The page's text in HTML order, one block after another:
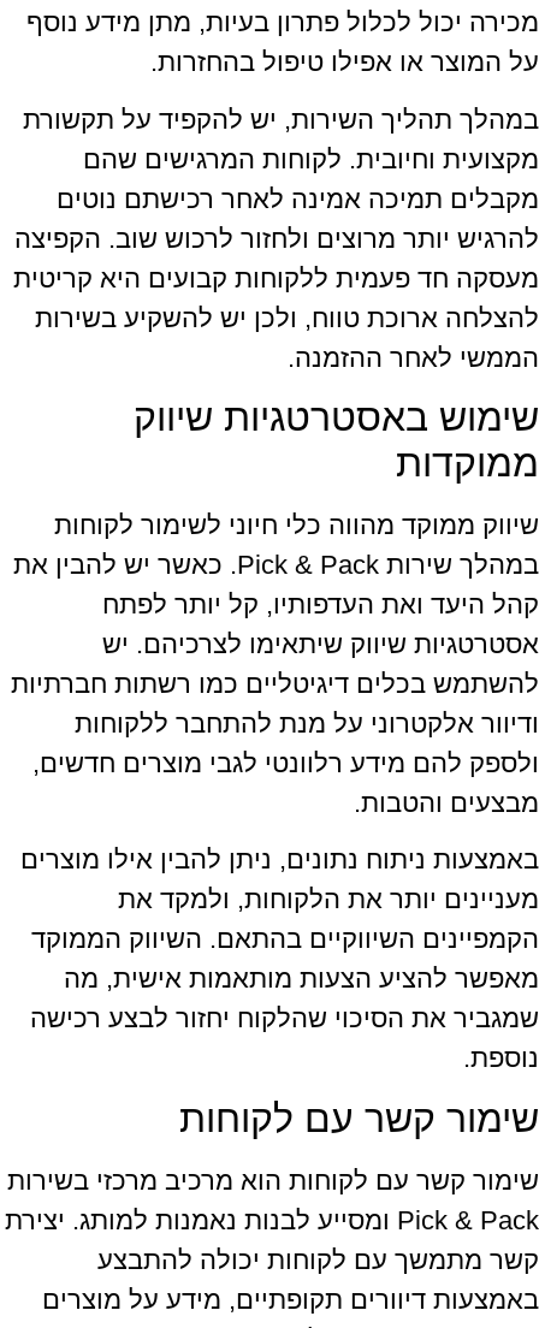
מכירה יכול לכלול פתרון בעיות, מתן מידע נוסף
על המוצר או אפילו טיפול בהחזרות.
במהלך תהליך השירות, יש להקפיד על תקשורת
מקצועית וחיובית. לקוחות המרגישים שהם
מקבלים תמיכה אמינה לאחר רכישתם נוטים
להרגיש יותר מרוצים ולחזור לרכוש שוב. הקפיצה
מעסקה חד פעמית ללקוחות קבועים היא קריטית
להצלחה ארוכת טווח, ולכן יש להשקיע בשירות
הממשי לאחר ההזמנה.
שימוש באסטרטגיות שיווק
ממוקדות
שיווק ממוקד מהווה כלי חיוני לשימור לקוחות
במהלך שירות Pick & Pack. כאשר יש להבין את
קהל היעד ואת העדפותיו, קל יותר לפתח
אסטרטגיות שיווק שיתאימו לצרכיהם. יש
להשתמש בכלים דיגיטליים כמו רשתות חברתיות
ודיוור אלקטרוני על מנת להתחבר ללקוחות
ולספק להם מידע רלוונטי לגבי מוצרים חדשים,
מבצעים והטבות.
באמצעות ניתוח נתונים, ניתן להבין אילו מוצרים
מעניינים יותר את הלקוחות, ולמקד את
הקמפיינים השיווקיים בהתאם. השיווק הממוקד
מאפשר להציע הצעות מותאמות אישית, מה
שמגביר את הסיכוי שהלקוח יחזור לבצע רכישה
נוספת.
שימור קשר עם לקוחות
שימור קשר עם לקוחות הוא מרכיב מרכזי בשירות
Pick & Pack ומסייע לבנות נאמנות למותג. יצירת
קשר מתמשך עם לקוחות יכולה להתבצע
באמצעות דיוורים תקופתיים, מידע על מוצרים